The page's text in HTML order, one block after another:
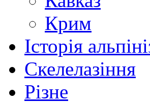
Крим
Історія
Скелелазіння
Різне